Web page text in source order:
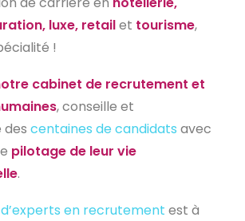
luxe, retailet tourisme,
!
cabinet de recrutement et
, conseille et
centaines de candidats avec
pilotage de leur vie
.
en recrutement est à